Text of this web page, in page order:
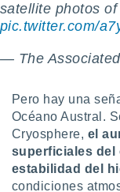
satellite photos
pic.twitter.com/
— The
Pero hay una
Océano Austral.
Cryosphere, el
superficiales del
estabilidad del
condiciones